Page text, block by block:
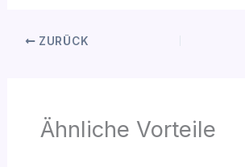
ZURÜCK
Ähnliche Vorteile